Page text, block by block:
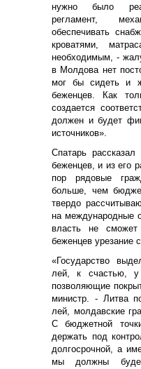
нужно было
регламент,
обеспечивать
кроватями,
необходимым, -
в Молдова нет
мог бы сидеть и
беженцев. Как
создается
должен и будет
источников».
Спатарь
беженцев, и из его
пор рядовые
больше, чем
твердо
на международные
власть не
беженцев урезание
«Государство
лей, к счастью, у
позволяющие
министр. - Литва
лей, молдавские
С бюджетной
держать под
долгосрочной, а
мы должны